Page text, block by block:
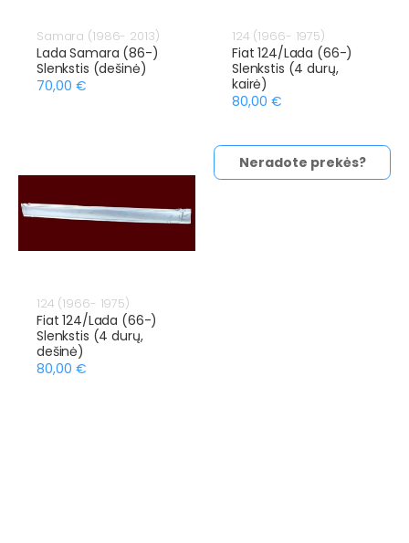
Samara (1986- 2013)
Lada Samara (86-)
Slenkstis (dešinė)
70,00 €
124 (1966- 1975)
Fiat 124/Lada (66-)
Slenkstis (4 durų,
kairė)
80,00 €
124 (1966- 1975)
Fiat 124/Lada (66-)
Slenkstis (4 durų,
dešinė)
80,00 €
Neradote prekės?